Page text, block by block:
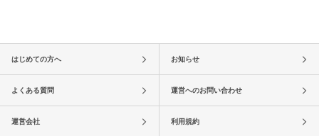
はじめての方へ お知らせ
よくある質問 運営へのお問い合わせ
運営会社 利用規約